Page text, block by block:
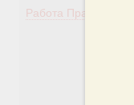
Работа